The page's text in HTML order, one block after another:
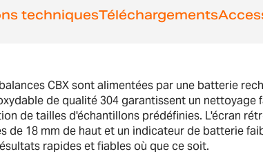
techniquesTéléchargements
CBX sont alimentées par une batterie
de qualité 304 garantissent un
de tailles d'échantillons prédéfinies. L'écran
de 18 mm de haut et un indicateur de batterie
rapides et fiables où que ce soit.